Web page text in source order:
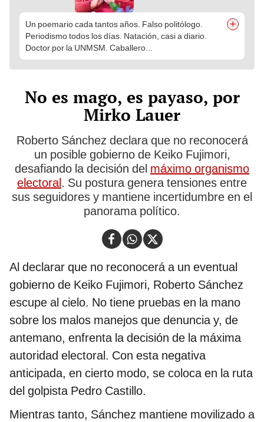
Un poemario cada tantos años. Falso politólogo.
Periodismo todos los días. Natación, casi a diario.
Doctor por la UNMSM. Caballero...
+
No es mago, es payaso, por
Mirko Lauer
Roberto Sánchez declara que no reconocerá
un posible gobierno de Keiko Fujimori,
desafiando la decisión del máximo organismo
electoral. Su postura genera tensiones entre
sus seguidores y mantiene incertidumbre en el
panorama político.
Al declarar que no reconocerá a un eventual
gobierno de Keiko Fujimori, Roberto Sánchez
escupe al cielo. No tiene pruebas en la mano
sobre los malos manejos que denuncia y, de
antemano, enfrenta la decisión de la máxima
autoridad electoral. Con esta negativa
anticipada, en cierto modo, se coloca en la ruta
del golpista Pedro Castillo.
Mientras tanto, Sánchez mantiene movilizado a